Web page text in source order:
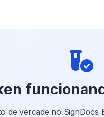
de verdade no